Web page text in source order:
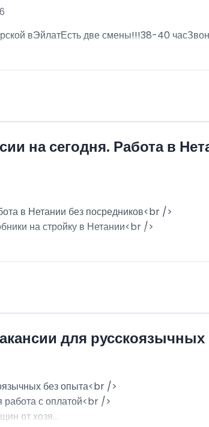
вЭйлатЕсть две смены!!!38-40
на сегодня. Работа в
в Нетании без посредников<br />
на стройку в Нетании<br />
для
без опыта<br />
работа с оплатой<br />
от хозя...